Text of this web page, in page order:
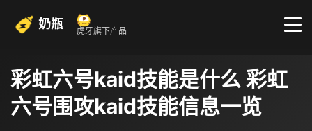
奶瓶 虎牙旗下产品
彩虹六号kaid技能是什么 彩虹
六号围攻kaid技能信息一览